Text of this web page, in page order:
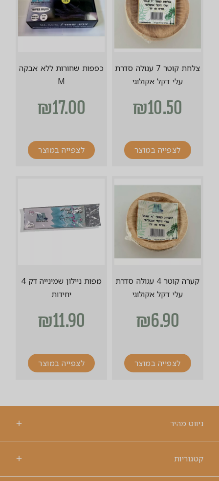
צלחת קוטר 7 עגולה סדרת
עלי דקל אקולוגי
₪10.50
לצפייה במוצר
כפפות שחורות ללא אבקה
M
₪17.00
לצפייה במוצר
קערה קוטר 4 עגולה סדרת
עלי דקל אקולוגי
₪6.90
לצפייה במוצר
מפות ניילון שמינייה דק 4
יחידות
₪11.90
לצפייה במוצר
ניווט מהיר
קטגוריות